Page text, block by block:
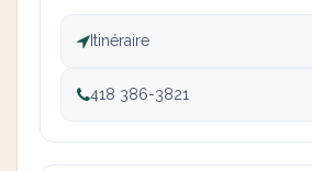
Itinéraire
418 386-3821